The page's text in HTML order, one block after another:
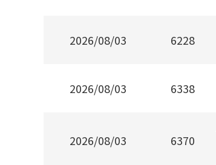
2026/08/03 6228
2026/08/03 6338
2026/08/03 6370